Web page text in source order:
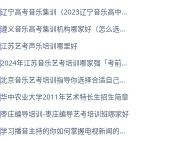
辽宁高考音乐集训（2023辽宁音乐高中培
遵义音乐高考集训机构哪家好（怎么选择
江苏艺考声乐培训哪里好
2024年江苏音乐艺考培训哪家强「考前集
北京音乐艺考培训指导你选择合适自己的
华中农业大学2011年艺术特长生招生简章
枣庄编导培训-枣庄编导艺考培训班哪家好
学习播音主持的你如何掌握电视新闻的播